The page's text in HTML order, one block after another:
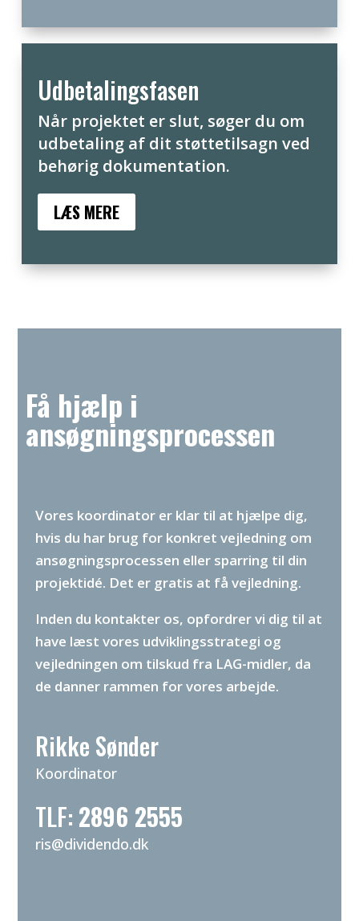
Udbetalingsfasen
Når projektet er slut, søger du om
udbetaling af dit støttetilsagn ved
behørig dokumentation.
LÆS MERE
Få hjælp i
ansøgningsprocessen
Vores koordinator er klar til at hjælpe dig,
hvis du har brug for konkret vejledning om
ansøgningsprocessen eller sparring til din
projektidé. Det er gratis at få vejledning.
Inden du kontakter os, opfordrer vi dig til at
have læst vores udviklingsstrategi og
vejledningen om tilskud fra LAG-midler, da
de danner rammen for vores arbejde.
Rikke Sønder
Koordinator
TLF: 2896 2555
ris@dividendo.dk